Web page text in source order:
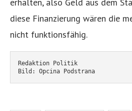
diese Finanzierung wären die
nicht funktionsfähig.
Redaktion Politik
Bild: Opcina Podstrana